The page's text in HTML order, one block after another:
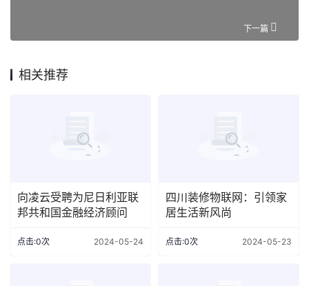
下一篇
相关推荐
向凌云受聘为尼日利亚联
邦共和国金融经济顾问
点击:0次 2024-05-24
四川装修物联网：引领家
居生活新风尚
点击:0次 2024-05-23